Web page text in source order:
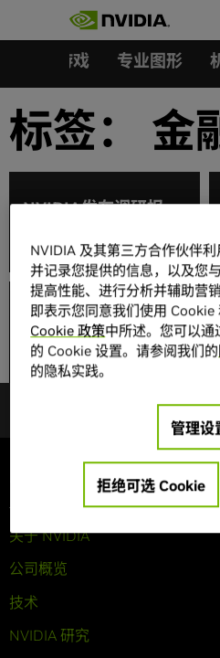
游戏 专业图形
标签： 金
NVIDIA发布调研报
关注的4大AI方向
最新调查结果显示：AI
对未来的金融服务至关
重要
关于 NVIDIA
公司概览
技术
NVIDIA 研究
NVIDIA 及其第三方合作伙伴
并记录您提供的信息，以及您
提高性能、进行分析并辅助营
即表示您同意我们使用 Cookie
Cookie 政策中所述。您可以通
的 Cookie 设置。请参阅我们的
的隐私实践。
管理设
拒绝可选 Cookie